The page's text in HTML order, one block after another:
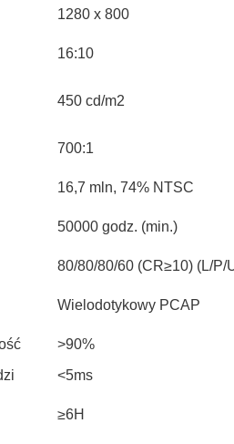
1280 x 800
16:10
450 cd/m2
700:1
16,7 mln, 74% NTSC
50000 godz. (min.)
80/80/80/60 (CR≥10) (L/P/
Wielodotykowy PCAP
>90%
<5ms
≥6H